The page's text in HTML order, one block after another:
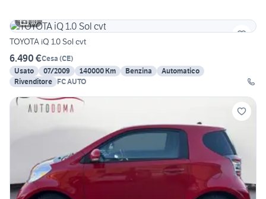
10
TOYOTA iQ 1.0 Sol cvt
6.490 €Cesa (CE)
Usato
07/2009 140000 Km Benzina
Automatico
Rivenditore FC AUTO